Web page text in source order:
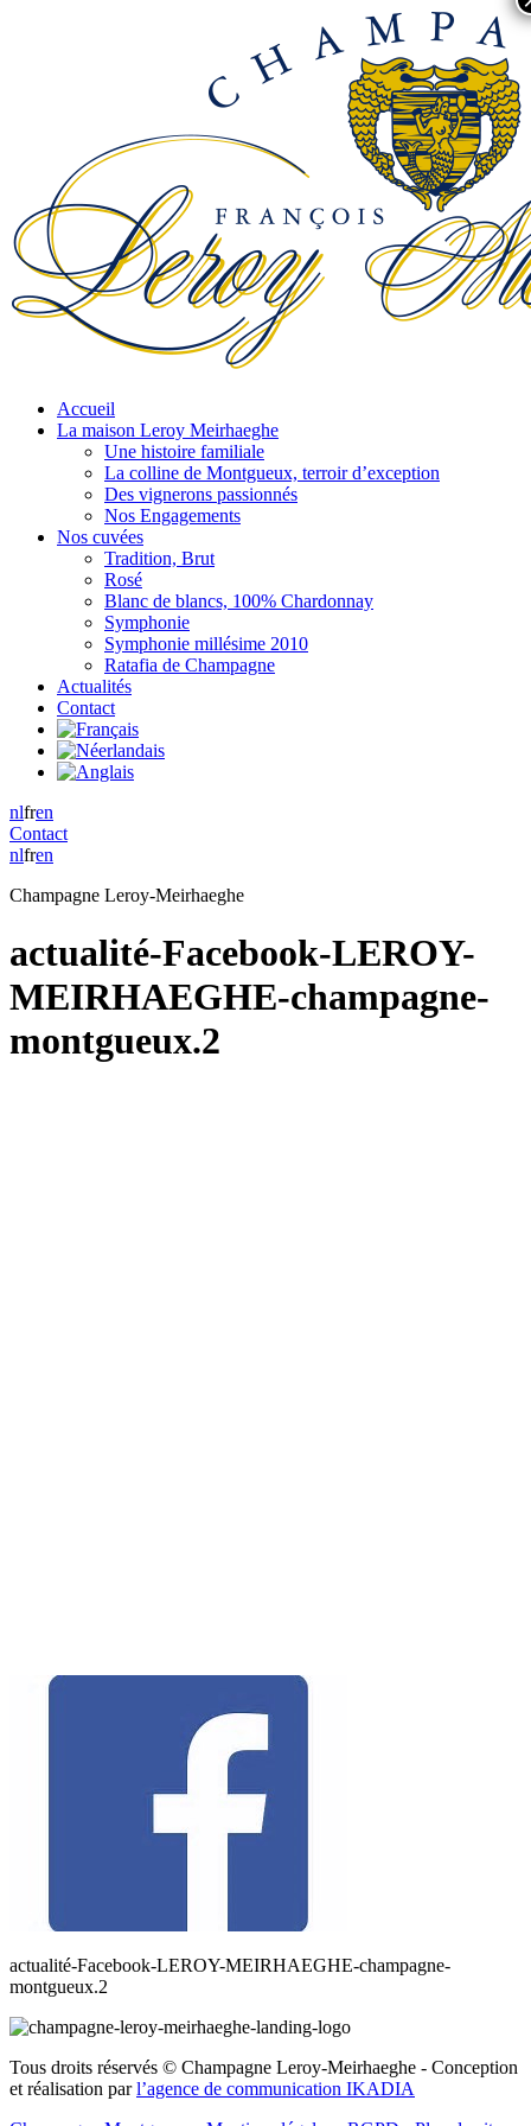
Accueil
La maison Leroy Meirhaeghe
Une histoire familiale
La colline de Montgueux, terroir d’exception
Des vignerons passionnés
Nos Engagements
Nos cuvées
Tradition, Brut
Rosé
Blanc de blancs, 100% Chardonnay
Symphonie
Symphonie millésime 2010
Ratafia de Champagne
Actualités
Contact
nlfren
Contact
nlfren
Champagne Leroy-Meirhaeghe
actualité-Facebook-LEROY-
MEIRHAEGHE-champagne-
montgueux.2
actualité-Facebook-LEROY-MEIRHAEGHE-champagne-
montgueux.2
Tous droits réservés © Champagne Leroy-Meirhaeghe - Conception
et réalisation parl’agence de communication IKADIA